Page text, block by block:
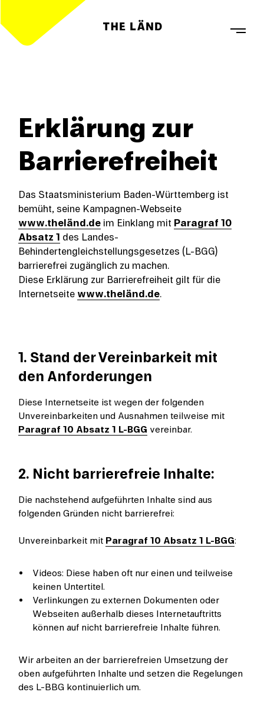
Erklärung zur
Barrierefreiheit
Das Staatsministerium Baden-Württemberg ist
bemüht, seine Kampagnen-Webseite
www.theländ.de im Einklang mit Paragraf 10
Absatz 1 des Landes-
Behindertengleichstellungsgesetzes (L-BGG)
barrierefrei zugänglich zu machen.
Diese Erklärung zur Barrierefreiheit gilt für die
Internetseite www.theländ.de.
1. Stand der Vereinbarkeit mit
den Anforderungen
Diese Internetseite ist wegen der folgenden
Unvereinbarkeiten und Ausnahmen teilweise mit
Paragraf 10 Absatz 1 L-BGG vereinbar.
2. Nicht barrierefreie Inhalte:
Die nachstehend aufgeführten Inhalte sind aus
folgenden Gründen nicht barrierefrei:
Unvereinbarkeit mit Paragraf 10 Absatz 1 L-BGG:
Videos: Diese haben oft nur einen und teilweise
keinen Untertitel.
Verlinkungen zu externen Dokumenten oder
Webseiten außerhalb dieses Internetauftritts
können auf nicht barrierefreie Inhalte führen.
Wir arbeiten an der barrierefreien Umsetzung der
oben aufgeführten Inhalte und setzen die Regelungen
des L-BBG kontinuierlich um.